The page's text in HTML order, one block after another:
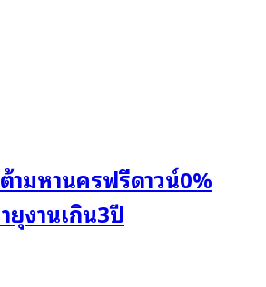
ามหานครฟรีดาวน์0%
ยุงานเกิน3ปี